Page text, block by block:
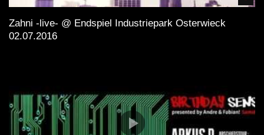
Zahni -live- @ Endspiel Industriepark Osterwieck
02.07.2016